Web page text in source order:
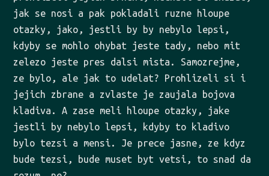
jak se nosi a pak pokladali ruzne hloupe
otazky, jako, jestli by by nebylo lepsi,
kdyby se mohlo ohybat jeste tady, nebo mit
zelezo jeste pres dalsi mista. Samozrejme,
ze bylo, ale jak to udelat? Prohlizeli si i
jejich zbrane a zvlaste je zaujala bojova
kladiva. A zase meli hloupe otazky, jake
jestli by nebylo lepsi, kdyby to kladivo
bylo tezsi a mensi. Je prece jasne, ze kdyz
bude tezsi, bude muset byt vetsi, to snad da